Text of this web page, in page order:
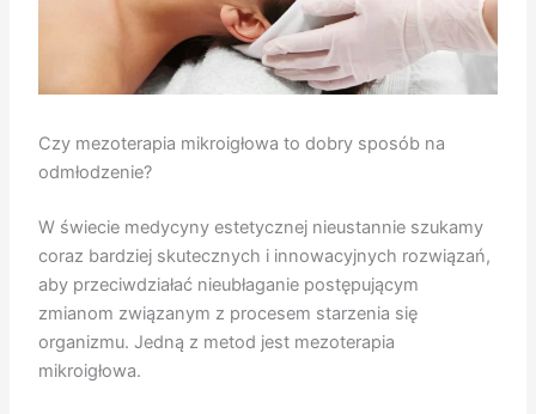
Czy mezoterapia mikroigłowa to dobry sposób na
odmłodzenie?
W świecie medycyny estetycznej nieustannie szukamy
coraz bardziej skutecznych i innowacyjnych rozwiązań,
aby przeciwdziałać nieubłaganie postępującym
zmianom związanym z procesem starzenia się
organizmu. Jedną z metod jest mezoterapia
mikroigłowa.